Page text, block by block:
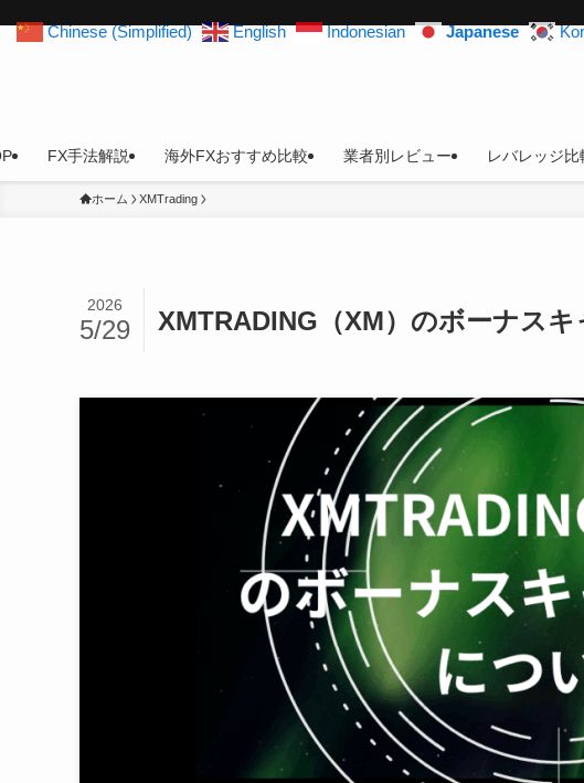
FX手法解説 海外FXおすすめ比較 業者別レビュー レバレッジ比
ホーム XMTrading
XMTRADING（XM）のボーナス
2026
5/29
Chinese (Simplified) English Indonesian Japanese